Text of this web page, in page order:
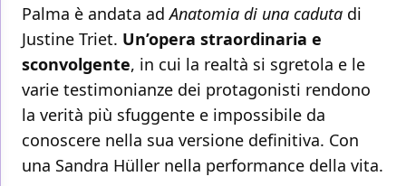
Palma è andata adAnatomia di una caduta di
Justine Triet. Un’opera straordinaria e
sconvolgente, in cui la realtà si sgretola e le
varie testimonianze dei protagonisti rendono
la verità più sfuggente e impossibile da
conoscere nella sua versione definitiva. Con
una Sandra Hüller nella performance della vita.